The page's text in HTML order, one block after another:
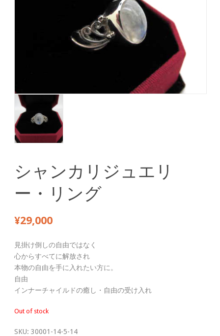
シャンカリジュエリ
ー・リング
¥29,000
見掛け倒しの自由ではなく
心からすべてに解放され
本物の自由を手に入れたい方に。
自由
インナーチャイルドの癒し・自由の受け入れ
Out of stock
SKU: 30001-14-5-14